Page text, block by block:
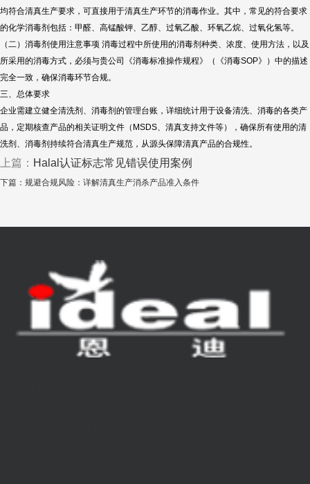
均符合清真生产要求，可直接用于清真生产环节的消毒作业。其中，常见的符合要求
的化学消毒剂包括：甲醛、高锰酸钾、乙醇、过氧乙酸、环氧乙烷、过氧化氢等。
（二）消毒剂使用注意事项 消毒过程中所使用的消毒剂种类、浓度、使用方法，以及
所采用的消毒方式，必须与贵公司《消毒标准操作规程》（《消毒SOP》）中的描述
完全一致，确保消毒环节合规。
三、总体要求
企业需建立健全清洗剂、消毒剂的管理台账，详细统计用于设备清洗、消毒的各类产
品，定期核查产品的相关证明文件（MSDS、清真支持文件等），确保所有使用的清
洗剂、消毒剂持续符合清真生产规范，从源头保障清真产品的合规性。
上篇： Halal认证标志常见错误使用案例
下篇： 规避合规风险：详解清真生产消杀产品准入条件